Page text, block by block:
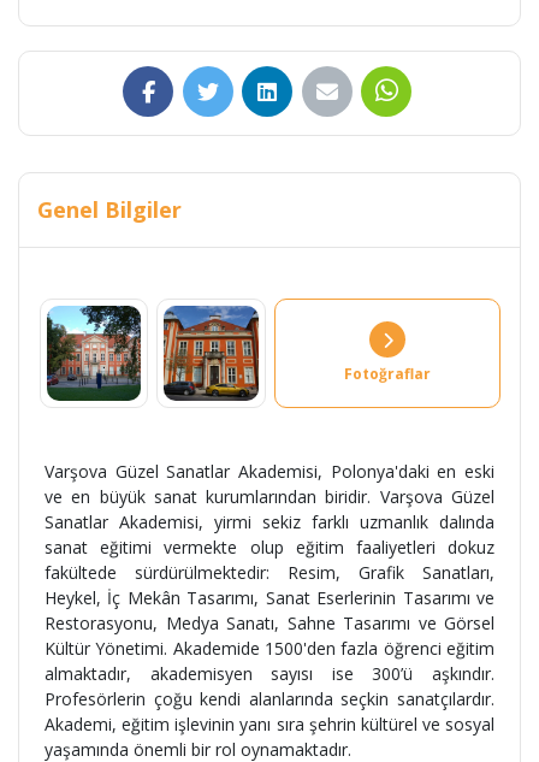
Genel Bilgiler
Fotoğraflar
Varşova Güzel Sanatlar Akademisi, Polonya'daki en eski
ve en büyük sanat kurumlarından biridir. Varşova Güzel
Sanatlar Akademisi, yirmi sekiz farklı uzmanlık dalında
sanat eğitimi vermekte olup eğitim faaliyetleri dokuz
fakültede sürdürülmektedir: Resim, Grafik Sanatları,
Heykel, İç Mekân Tasarımı, Sanat Eserlerinin Tasarımı ve
Restorasyonu, Medya Sanatı, Sahne Tasarımı ve Görsel
Kültür Yönetimi. Akademide 1500'den fazla öğrenci eğitim
almaktadır, akademisyen sayısı ise 300’ü aşkındır.
Profesörlerin çoğu kendi alanlarında seçkin sanatçılardır.
Akademi, eğitim işlevinin yanı sıra şehrin kültürel ve sosyal
yaşamında önemli bir rol oynamaktadır.